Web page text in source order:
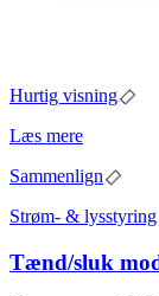
Hurtig visning
Læs mere
Sammenlign
Strøm- & lysstyring
Tænd/sluk